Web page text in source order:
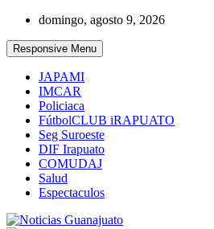
Skip
content
domingo, agosto 9, 2026
Responsive Menu
JAPAMI
IMCAR
Policiaca
FútbolCLUB iRAPUATO
Seg Suroeste
DIF Irapuato
COMUDAJ
Salud
Espectaculos